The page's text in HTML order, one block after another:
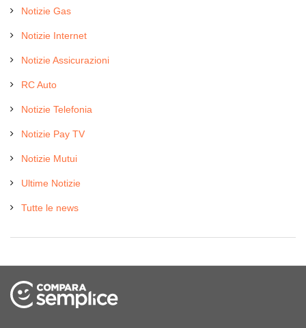
Notizie Gas
Notizie Internet
Notizie Assicurazioni
RC Auto
Notizie Telefonia
Notizie Pay TV
Notizie Mutui
Ultime Notizie
Tutte le news